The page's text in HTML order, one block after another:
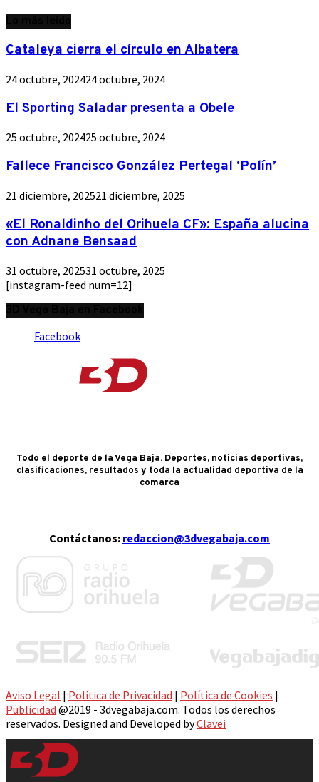
Cataleya cierra el círculo en Albatera
24 octubre, 202424 octubre, 2024
El Sporting Saladar presenta a Obele
25 octubre, 202425 octubre, 2024
Fallece Francisco González Pertegal ‘Polín’
21 diciembre, 202521 diciembre, 2025
«El Ronaldinho del Orihuela CF»: España alucina
con Adnane Bensaad
31 octubre, 202531 octubre, 2025
[instagram-feed num=12]
Facebook
Todo el deporte de la Vega Baja. Deportes, noticias deportivas,
clasificaciones, resultados y toda la actualidad deportiva de la
comarca
Contáctanos: redaccion@3dvegabaja.com
Aviso Legal | Política de Privacidad | Política de Cookies |
Publicidad @2019 - 3dvegabaja.com. Todos los derechos
reservados. Designed and Developed byClavei